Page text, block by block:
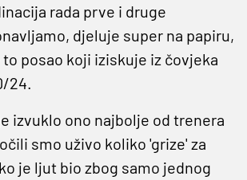
rada prve i druge
djeluje super na papiru,
posao koji iziskuje iz čovjeka
24.
izvuklo ono najbolje od trenera
smo uživo koliko 'grize' za
je ljut bio zbog samo jednog